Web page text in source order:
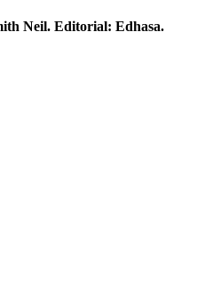
Neil. Editorial: Edhasa.